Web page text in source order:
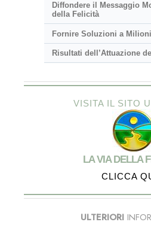
Diffondere il Messaggio
della Felicità
Fornire Soluzioni a
Risultati dell’Attuazione
VISITA IL SITO
LA VIA DELLA
CLICCA
ULTERIORI